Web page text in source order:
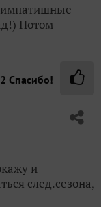
Потом
2 Спасибо!
и
след.сезона,